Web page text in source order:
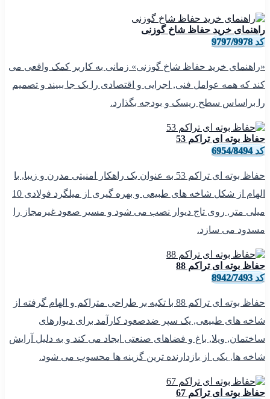
راهنمای خرید حفاظ شاخ گوزنی
کد 9797/9978
«راهنمای خرید حفاظ شاخ گوزنی» زمانی به کاربر کمک واقعی می
کند که همه عوامل فنی, اجرایی و اقتصادی را یک جا ببیند و تصمیم
را براساس سطح ریسک و بودجه بگذارد.
حفاظ بوته ای تراکم 53
کد 6954/8494
حفاظ بوته ای تراکم 53 به عنوان یک راهکار امنیتی مدرن و زیبا, با
الهام از شکل شاخه های طبیعی و بهره گیری از میلگرد فولادی 10
میلی متر, روی تاج دیوار نصب می شود و مسیر صعود غیرمجاز را
مسدود می سازد.
حفاظ بوته ای تراکم 88
کد 8942/7493
حفاظ بوته ای تراکم 88 با تکیه بر طراحی متراکم و الهام گرفته از
شاخه های طبیعی, یک سپر ضدصعود کارآمد برای دیوارهای
ساختمان, ویلا, باغ و فضاهای صنعتی ایجاد می کند و به دلیل آرایش
شاخه ها, یکی از بازدارنده ترین گزینه ها محسوب می شود.
حفاظ بوته ای تراکم 67